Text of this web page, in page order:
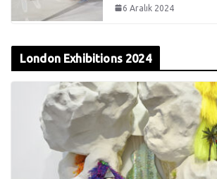
6 Aralık 2024
London Exhibitions 2024